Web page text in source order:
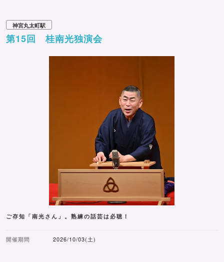
神宮丸太町駅
第15回 桂南光独演会
ご存知「南光さん」。熟練の話芸は必聴！
開催期間 2026/10/03(土)